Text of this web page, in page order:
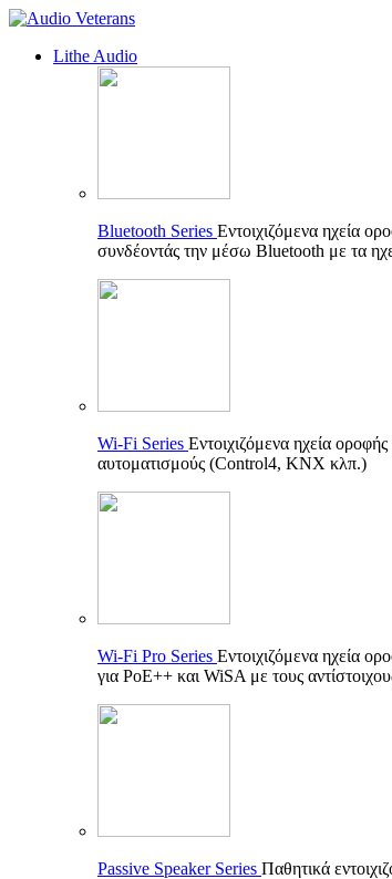
Lithe Audio
Bluetooth Series Εντοιχιζόμενα ηχεία
συνδέοντάς την μέσω Bluetooth με τα
Wi-Fi Series Εντοιχιζόμενα ηχεία
αυτοματισμούς (Control4, KNX κλπ.)
Wi-Fi Pro Series Εντοιχιζόμενα ηχεία
για PoE++ και WiSA με τους
Passive Speaker Series Παθητικά